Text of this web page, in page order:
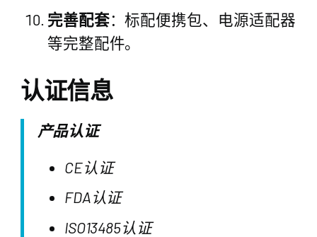
完善配套：标配便携包、电源适配器
等完整配件。
认证信息
产品认证
CE认证
FDA认证
ISO13485认证